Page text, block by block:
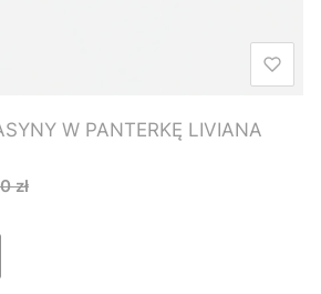
W PANTERKĘ LIVIANA
zł